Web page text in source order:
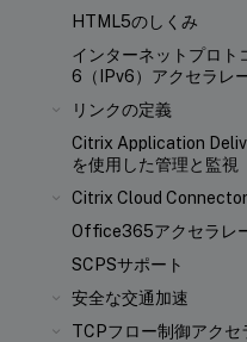
HTML5のしくみ
インターネットプロト
6（IPv6）アクセラレ
リンクの定義
Citrix Application
を使用した管理と監視
Citrix Cloud Connector
Office365アクセラレ
SCPSサポート
安全な交通加速
TCPフロー制御アクセ